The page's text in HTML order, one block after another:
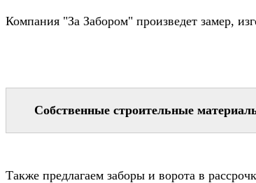
Компания "За Забором" произведет замер,
Собственные строительные
Также предлагаем заборы и ворота в